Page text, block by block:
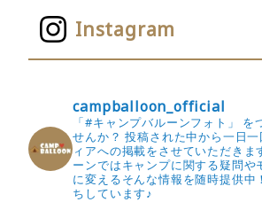
Instagram
campballoon_official
「#キャンプバルーンフォト」 を
せんか？ 投稿された中から一日
ィアへの掲載をさせていただきま
ーンではキャンプに関する疑問や
に変えるそんな情報を随時提供中！
ちしています♪